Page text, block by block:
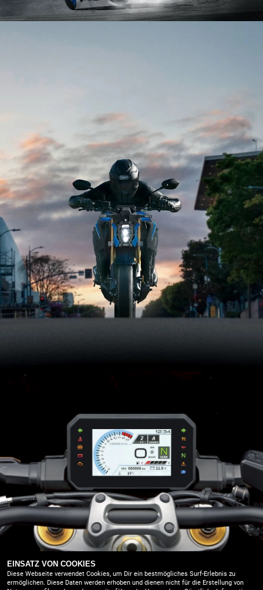
EINSATZ VON COOKIES
Diese Webseite verwendet Cookies, um Dir ein bestmögliches Surf-Erlebnis zu
ermöglichen. Diese Daten werden erhoben und dienen nicht für die Erstellung von
AGB
Gesslbauer GmbH |
Waisenegg 121, 8190 Birkfeld |